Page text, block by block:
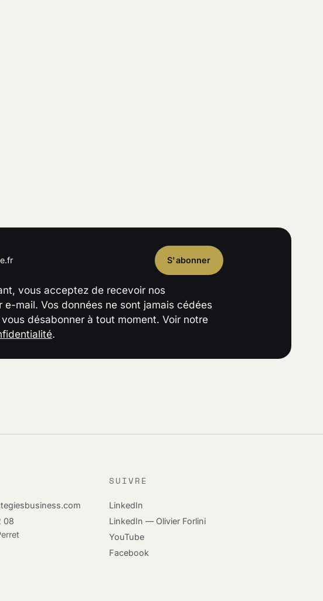
S'abonner
vous acceptez de recevoir nos
e-mail. Vos données ne sont jamais cédées
désabonner à tout moment. Voir notre
.
08
SUIVRE
LinkedIn
LinkedIn — Olivier Forlini
YouTube
Facebook